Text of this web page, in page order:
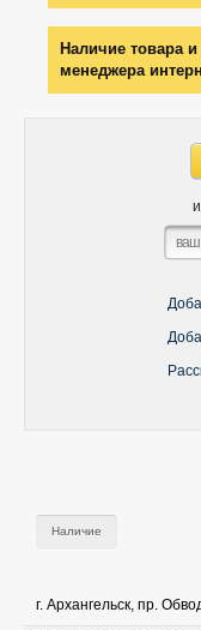
Наличие товара
менеджера
Наличие
г. Архангельск, пр.